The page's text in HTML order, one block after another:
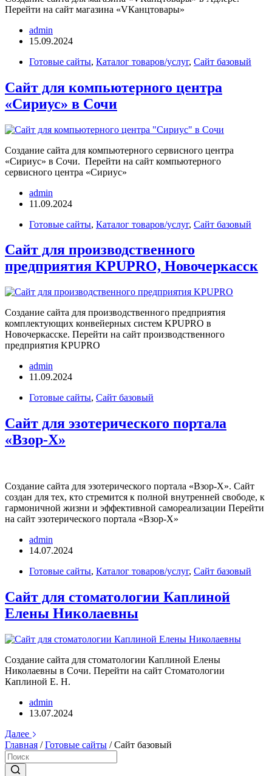
Перейти на сайт магазина «VКанцтовары»
admin
15.09.2024
Готовые сайты, Каталог товаров/услуг, Сайт базовый
Сайт для компьютерного центра
«Сириус» в Сочи
Создание сайта для компьютерного сервисного центра
«Сириус» в Сочи. Перейти на сайт компьютерного
сервисного центра «Сириус»
admin
11.09.2024
Готовые сайты, Каталог товаров/услуг, Сайт базовый
Сайт для производственного
предприятия KPUPRO, Новочеркасск
Создание сайта для производственного предприятия
комплектующих конвейерных систем KPUPRO в
Новочеркасске. Перейти на сайт производственного
предприятия KPUPRO
admin
11.09.2024
Готовые сайты, Сайт базовый
Сайт для эзотерического портала
«Взор-Х»
Создание сайта для эзотерического портала «Взор-Х». Сайт
создан для тех, кто стремится к полной внутренней свободе, к
гармоничной жизни и эффективной самореализации Перейти
на сайт эзотерического портала «Взор-Х»
admin
14.07.2024
Готовые сайты, Каталог товаров/услуг, Сайт базовый
Сайт для стоматологии Каплиной
Елены Николаевны
Создание сайта для стоматологии Каплиной Елены
Николаевны в Сочи. Перейти на сайт Стоматологии
Каплиной Е. Н.
admin
13.07.2024
Далее
Главная / Готовые сайты /Сайт базовый